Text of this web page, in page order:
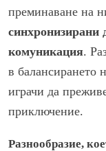
преминаване на
синхронизирани
комуникация.
в балансирането
играчи да
приключение.
Разнообразие,